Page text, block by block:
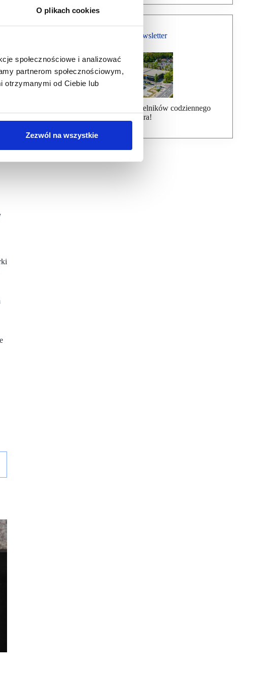
O plikach cookies
społecznościowe i analizować
partnerom społecznościowym,
otrzymanymi od Ciebie lub
Zezwól na wszystkie
Bezpłatny Newsletter
Dołącz do ponad 7000 czytelników codziennego
newslettera!